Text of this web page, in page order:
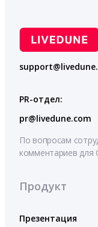
PR-отдел:
pr@livedune.com
По вопросам
комментариев
Продукт
Презентация